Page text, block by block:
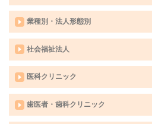
業種別・法人形態別
社会福祉法人
医科クリニック
歯医者・歯科クリニック